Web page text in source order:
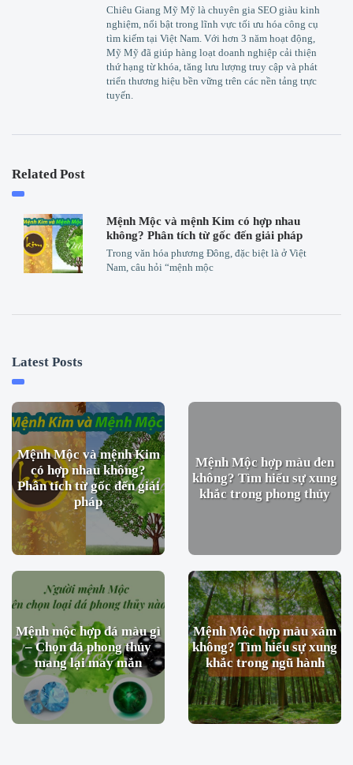
Chiêu Giang Mỹ Mỹ là chuyên gia SEO giàu kinh
nghiệm, nổi bật trong lĩnh vực tối ưu hóa công cụ
tìm kiếm tại Việt Nam. Với hơn 3 năm hoạt động,
Mỹ Mỹ đã giúp hàng loạt doanh nghiệp cải thiện
thứ hạng từ khóa, tăng lưu lượng truy cập và phát
triển thương hiệu bền vững trên các nền tảng trực
tuyến.
Related Post
Mệnh Mộc và mệnh Kim có hợp nhau
không? Phân tích từ gốc đến giải pháp
Trong văn hóa phương Đông, đặc biệt là ở Việt
Nam, câu hỏi “mệnh mộc
Latest Posts
Mệnh Mộc và mệnh Kim
có hợp nhau không?
Phân tích từ gốc đến giải
pháp
Mệnh Mộc hợp màu đen
không? Tìm hiểu sự xung
khắc trong phong thủy
Mệnh mộc hợp đá màu gì
– Chọn đá phong thủy
mang lại may mắn
Mệnh Mộc hợp màu xám
không? Tìm hiểu sự xung
khắc trong ngũ hành